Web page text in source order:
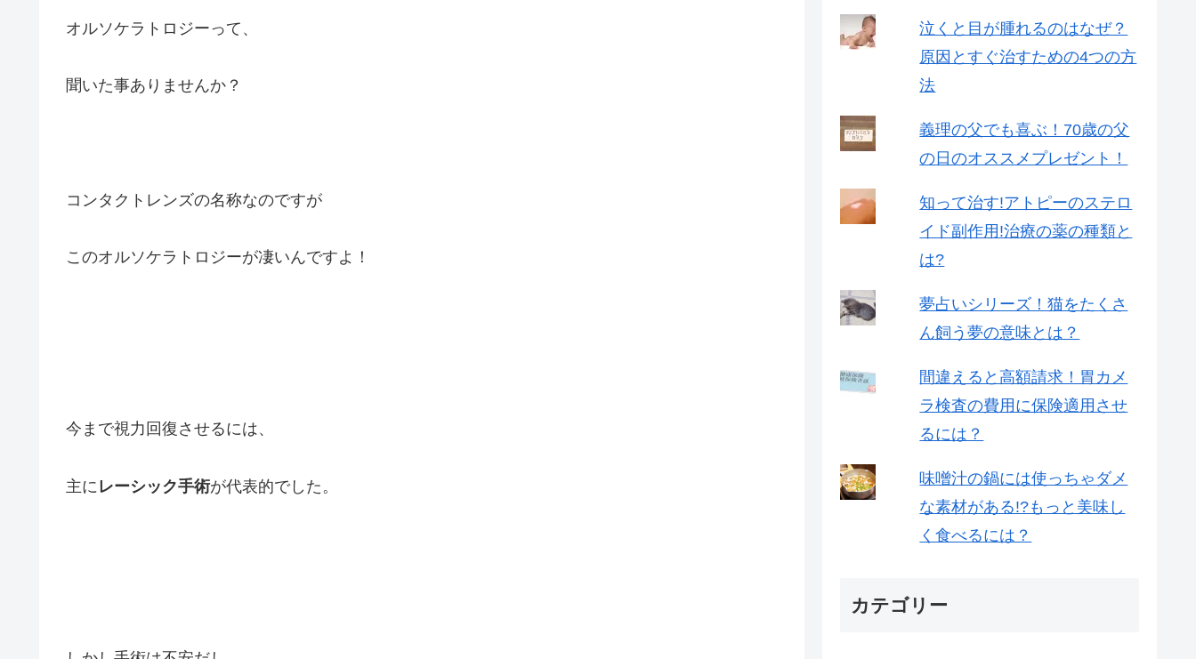
オルソケラトロジーって、
聞いた事ありませんか？
コンタクトレンズの名称なのですが
このオルソケラトロジーが凄いんですよ！
今まで視力回復させるには、
主に レーシック手術が代表的でした。
泣くと目が腫れるのはなぜ？
原因とすぐ治すための4つの方
法
義理の父でも喜ぶ！70歳の父
の日のオススメプレゼント！
知って治す!アトピーのステロ
イド副作用!治療の薬の種類と
は?
夢占いシリーズ！猫をたくさ
ん飼う夢の意味とは？
間違えると高額請求！胃カメ
ラ検査の費用に保険適用させ
るには？
味噌汁の鍋には使っちゃダメ
な素材がある!?もっと美味し
く食べるには？
カテゴリー